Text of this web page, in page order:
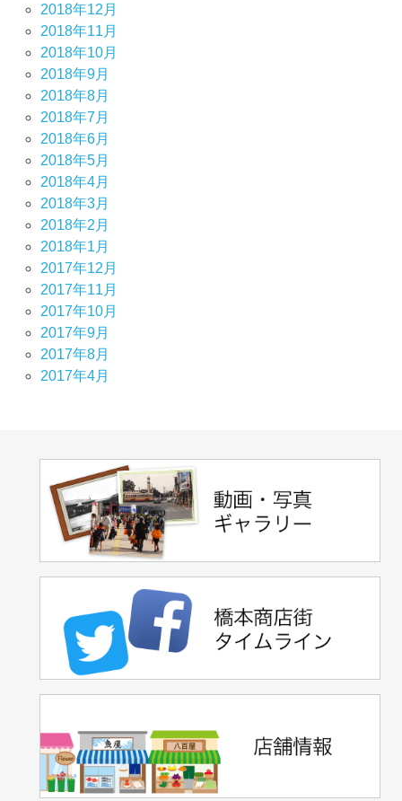
2018年12月
2018年11月
2018年10月
2018年9月
2018年8月
2018年7月
2018年6月
2018年5月
2018年4月
2018年3月
2018年2月
2018年1月
2017年12月
2017年11月
2017年10月
2017年9月
2017年8月
2017年4月